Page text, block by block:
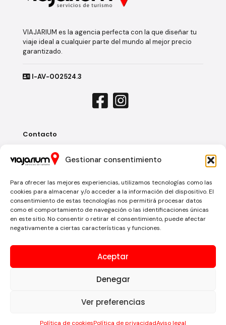
Gestionar consentimiento
Para ofrecer las mejores experiencias, utilizamos tecnologías como las
cookies para almacenar y/o acceder a la información del dispositivo. El
consentimiento de estas tecnologías nos permitirá procesar datos
como el comportamiento de navegación o las identificaciones únicas
en este sitio. No consentir o retirar el consentimiento, puede afectar
negativamente a ciertas características y funciones.
Aceptar
Denegar
Ver preferencias
Política de cookiesPolítica de privacidadAviso legal
VIAJARIUM es la agencia perfecta con la que diseñar tu
viaje ideal a cualquier parte del mundo al mejor precio
garantizado.
I-AV-002524.3
Contacto
Pl. Sixto Machado, nº3
ITC, CP: 38009
Islas Canarias
+34 620 21 79 24
+34 922 38 70 36
Enlaces
Inicio
Agencia